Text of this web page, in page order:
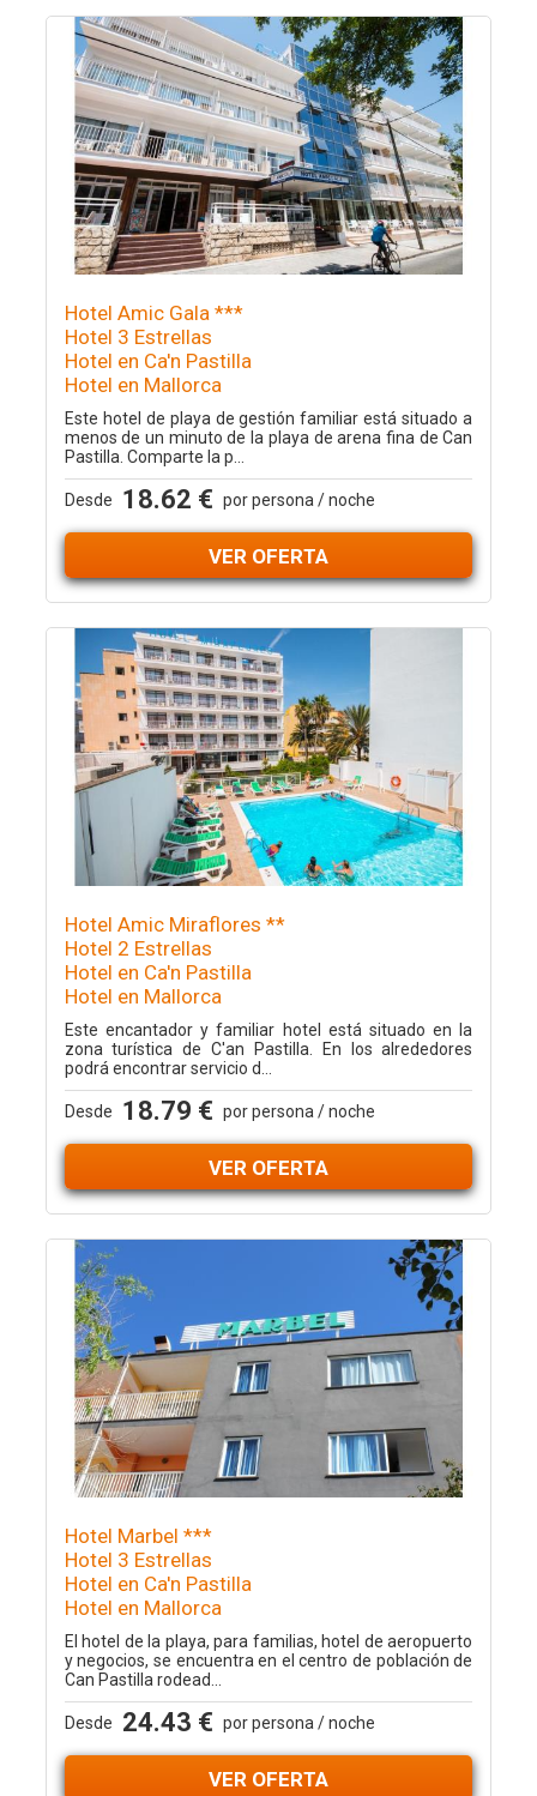
Hotel Amic Gala ***
Hotel 3 Estrellas
Hotel en Ca'n Pastilla
Hotel en Mallorca
Este hotel de playa de gestión familiar está situado a
menos de un minuto de la playa de arena fina de Can
Pastilla. Comparte la p...
Desde 18.62 € por persona / noche
VER OFERTA
Hotel Amic Miraflores **
Hotel 2 Estrellas
Hotel en Ca'n Pastilla
Hotel en Mallorca
Este encantador y familiar hotel está situado en la
zona turística de C'an Pastilla. En los alrededores
podrá encontrar servicio d...
Desde 18.79 € por persona / noche
VER OFERTA
Hotel Marbel ***
Hotel 3 Estrellas
Hotel en Ca'n Pastilla
Hotel en Mallorca
El hotel de la playa, para familias, hotel de aeropuerto
y negocios, se encuentra en el centro de población de
Can Pastilla rodead...
Desde 24.43 € por persona / noche
VER OFERTA